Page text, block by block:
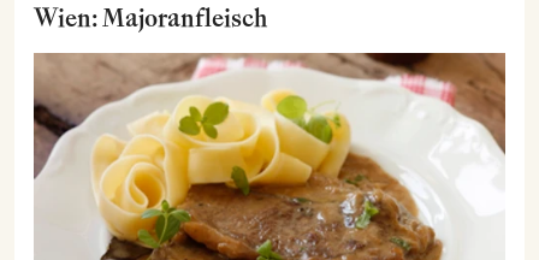
Wien: Majoranfleisch